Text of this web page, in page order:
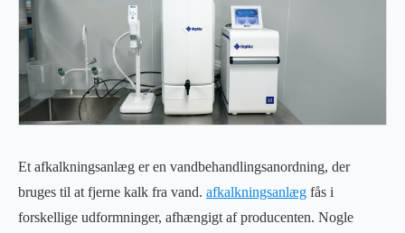
Et afkalkningsanlæg er en vandbehandlingsanordning, der
bruges til at fjerne kalk fra vand. afkalkningsanlæg fås i
forskellige udformninger, afhængigt af producenten. Nogle